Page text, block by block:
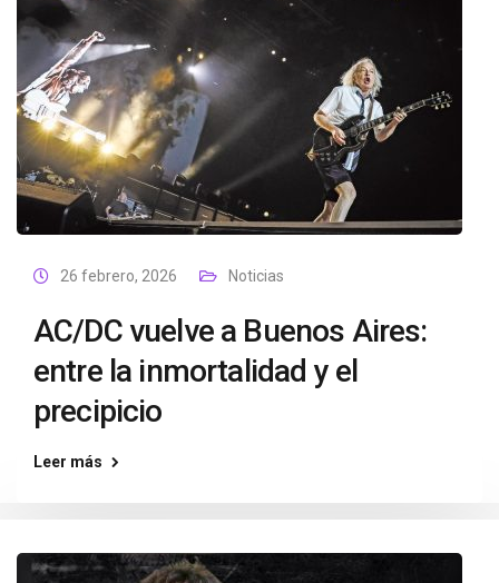
26 febrero, 2026 Noticias
AC/DC vuelve a Buenos Aires:
entre la inmortalidad y el
precipicio
Leer más